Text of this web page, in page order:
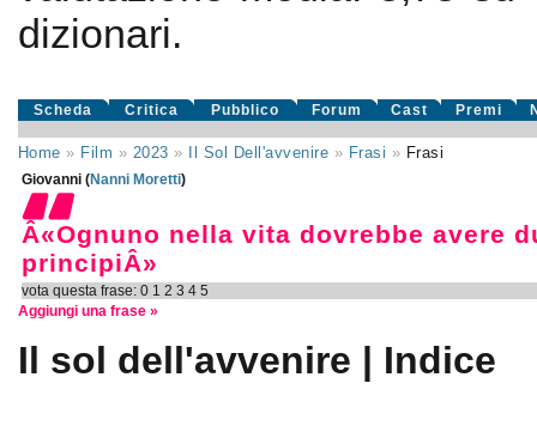
dizionari.
Scheda Critica Pubblico Forum Cast Premi
Home » Film » 2023 » Il Sol Dell'avvenire » Frasi » Frasi
Giovanni (Nanni Moretti)
Â«Ognuno nella vita dovrebbe avere
principiÂ»
vota questa frase: 0 1 2 3 4 5
Aggiungi una frase »
Il sol dell'avvenire | Indice